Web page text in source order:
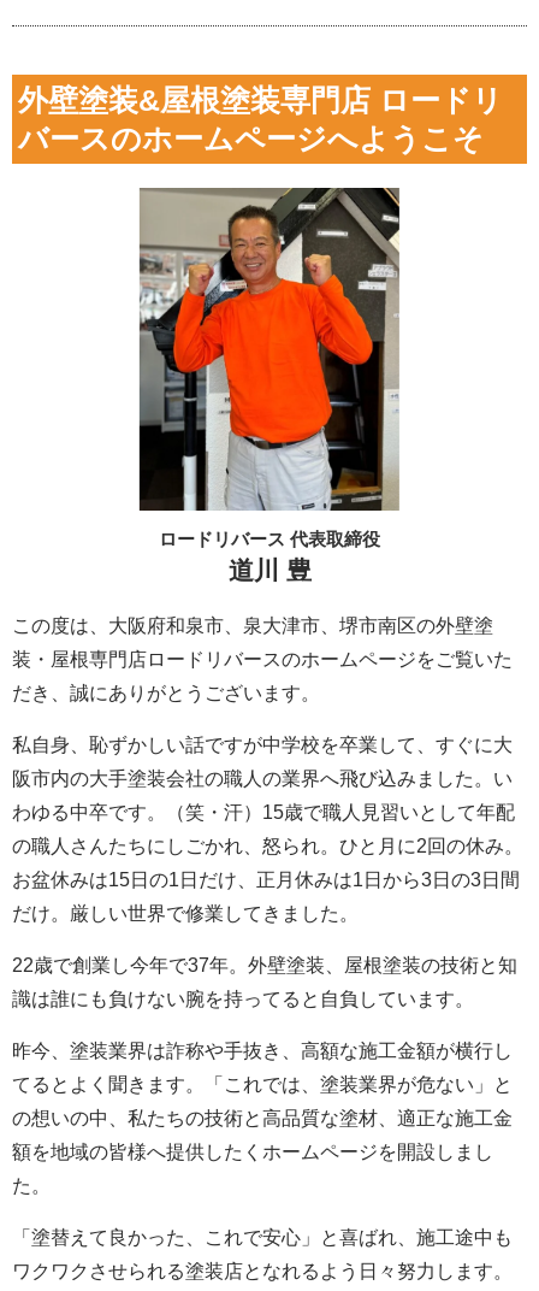
外壁塗装&屋根塗装専門店 ロードリ
バースのホームページへようこそ
ロードリバース 代表取締役
道川 豊
この度は、大阪府和泉市、泉大津市、堺市南区の外壁塗
装・屋根専門店ロードリバースのホームページをご覧いた
だき、誠にありがとうございます。
私自身、恥ずかしい話ですが中学校を卒業して、すぐに大
阪市内の大手塗装会社の職人の業界へ飛び込みました。い
わゆる中卒です。（笑・汗）15歳で職人見習いとして年配
の職人さんたちにしごかれ、怒られ。ひと月に2回の休み。
お盆休みは15日の1日だけ、正月休みは1日から3日の3日間
だけ。厳しい世界で修業してきました。
22歳で創業し今年で37年。外壁塗装、屋根塗装の技術と知
識は誰にも負けない腕を持ってると自負しています。
昨今、塗装業界は詐称や手抜き、高額な施工金額が横行し
てるとよく聞きます。「これでは、塗装業界が危ない」と
の想いの中、私たちの技術と高品質な塗材、適正な施工金
額を地域の皆様へ提供したくホームページを開設しまし
た。
「塗替えて良かった、これで安心」と喜ばれ、施工途中も
ワクワクさせられる塗装店となれるよう日々努力します。